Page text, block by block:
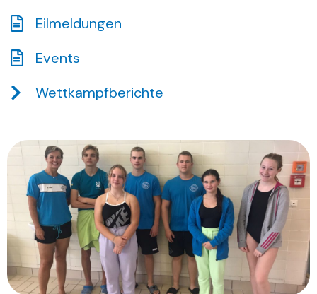
Eilmeldungen
Events
Wettkampfberichte